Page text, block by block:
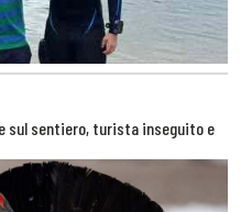
sul sentiero, turista inseguito e